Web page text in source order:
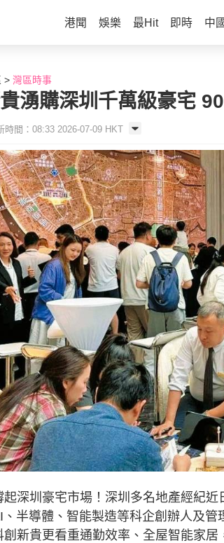
港聞 娛樂 最Hit 即時 中國
灣區時事
湧購深圳千萬級豪宅
時間：08:33 2026-07-09 HKT
起深圳豪宅市場！深圳多名地產經紀
半導體、智能製造等科企創辦人及
創新貴更看重通勤效率、全屋智能家